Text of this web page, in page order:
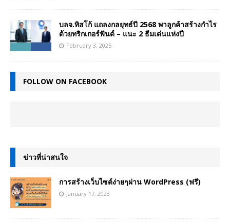
บลจ.ทิสโก้ แถลงกลยุทธ์ปี 2568 พาลูกค้าสร้างกำไร
ด้วยทริกเกอร์ฟันด์ – แนะ 2 ธีมเด่นแห่งปี
February 3, 2025
FOLLOW ON FACEBOOK
ข่าวที่น่าสนใจ
การสร้างเว็บไซต์ง่ายๆผ่าน WordPress (ฟรี)
January 17, 2023